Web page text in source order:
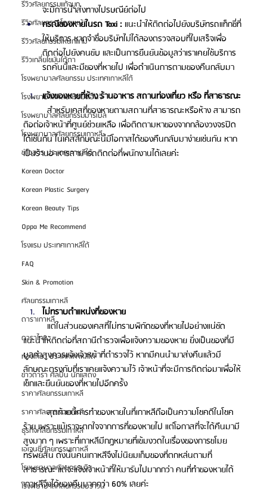
รีวิวศัลยกรรมแก้จมูก
รีวิวศัลยกรรมโครงหน้า
รีวิวศัลยกรรมโหนกแก้ม
รีวิวเกลี่ยไขมันใต้ตา
โรงพยาบาลศัลยกรรม ประเทศเกาหลีใต้
โรงพยาบาลศัลยกรรมจีเอ็นจี
โรงพยาบาลศัลยกรรมมาร์เบิ้ล
โรงพยาบาลศัลยกรรมเกาหลี
ข่าวสาร ประเทศเกาหลีใต้
Korean Doctor
Korean Plastic Surgery
Korean Beauty Tips
Oppa Me Recommend
โรงแรม ประเทศเกาหลีใต้
FAQ
Skin & Promotion
ศัลยกรรมเกาหลี
ดาราเกาหลี
ดาราไทย
ท่องเที่ยว ประเทศเกาหลีใต้
ข่าวดารา ศิลปิน นักแสดง
ราคาศัลยกรรมเกาหลี
ราคาศัลยกรรมเกาหลี
ธุรกิจศัลยกรรมเกาหลี
เอเจนซี่ศัลยกรรมเกาหลี
โรงพยาบาลศัลยกรรมวิว
โรงพยาบาลศัลยกรรมบราวน์
จะมีการนำส่งทางไปรษณีย์ต่อไป
กรณีของหายในรถ Taxi : แนะนำให้ติดต่อไปยังบริษัทรถแท็กซี่ที่
ให้บริการ หากจำชื่อบริษัทไม่ได้ลองตรวจสอบที่ใบเสร็จเพื่อ
ติดต่อไปยังคนขับ และเป็นการยืนยันข้อมูลว่าเราเคยใช้บริการ
รถคันนี้และมีของที่หายไป เพื่อดำเนินการตามของคืนกลับมา
แจ้งของหายที่ห้าง ร้านอาหาร สถานท่องเที่ยว หรือ ที่สาธารณะ
สำหรับเคสที่ของหายตามสถานที่สาธารณะหรือห้าง สามารถ
ติอต่อเจ้าหน้าที่ศูนย์ช่วยเหลือ เพื่อติดตามหาของจากกล้องวงจรปิด
ได้เช่นกัน ในเคสลักษณะนี้มีโอกาสได้ของคืนกลับมาง่ายเช่นกัน หาก
เป็นร้านอาหารสามารถติดต่อที่พนักงานได้เลยค่ะ
ไม่ทราบตำแหน่งที่ของหาย
แต่ในส่วนของเคสที่ไม่ทราบพิกัดของที่หายไปอย่างแน่ชัด
แนะนำให้ติดต่อที่สถานีตำรวจเพื่อแจ้งความของหาย ยิ่งเป็นของที่มี
มูลค่าสูงควรแจ้งเจ้าหน้าที่ตำรวจไว้ หากมีคนนำมาส่งคืนแล้วมี
ลักษณะตรงกับที่เราเคยแจ้งความไว้ เจ้าหน้าที่จะมีการติดต่อมาเพื่อให้
เช็กและยืนยันของที่หายไปอีกครั้ง
สุดท้ายนี้การทำของหายในที่เกาหลีถือเป็นความโชคดีในโชค
ร้าย เพราะแม้เราจะตกใจจากการที่ของหายไป แต่โอกาสที่จะได้คืนมามี
สูงมาก ๆ เพราะที่เกาหลีมีกฎหมายที่เข้มงวดในเรื่องของการขโมย
ทรัพย์สิน ดังนั้นคนเกาหลีจึงไม่นิยมเก็บของที่ตกหล่นตามที่
สาธารณะ แต่จะแจ้งเจ้าหน้าที่ให้มารับไปมากกว่า คนที่ทำของหายได้
เกาหลีจึงได้ของคืนมากกว่า 60% เลยค่ะ